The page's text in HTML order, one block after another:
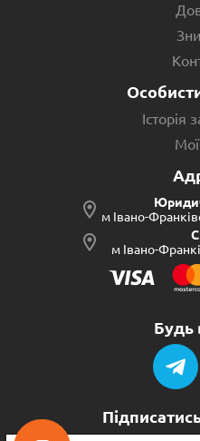
Історія
м Івано-
м Івано-
Будь